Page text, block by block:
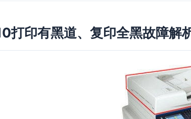
打印有黑道、复印全黑故障解